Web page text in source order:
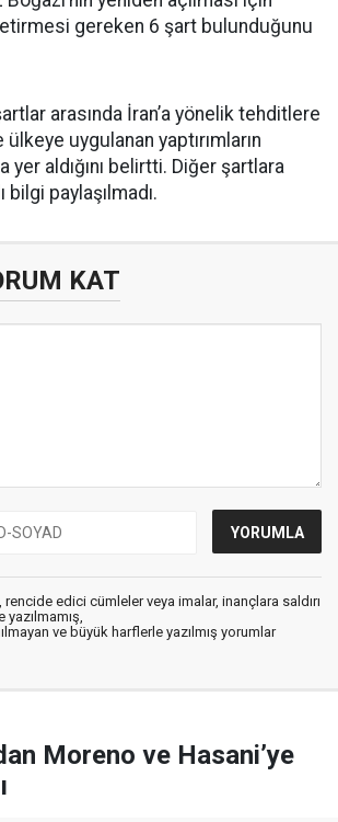
gereken 6 şart bulunduğunu
arasında İran’a yönelik tehditlere
uygulanan yaptırımların
yer aldığını belirtti. Diğer şartlara
bilgi paylaşılmadı.
KAT
rencide edici cümleler veya imalar, inançlara saldırı
ve büyük harflerle yazılmış yorumlar
Moreno ve Hasani’ye